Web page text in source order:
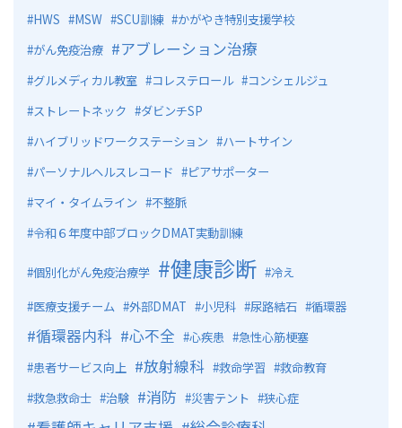
HWS MSW SCU訓練
かがやき特別支援学校
がん免疫治療
アブレーション治療
グルメディカル教室 コレステロール
コンシェルジュ
ストレートネック
ダビンチSP
ハイブリッドワークステーション
ハートサイン
パーソナルヘルスレコード
ピアサポーター
マイ・タイムライン
不整脈
令和６年度中部ブロックDMAT実動訓練
個別化がん免疫治療学 健康診断
冷え
医療支援チーム
外部DMAT 小児科 尿路結石 循環器
循環器内科 心不全 心疾患
急性心筋梗塞
患者サービス向上
放射線科 救命学習
救命教育
救急救命士
治験 消防 災害テント 狭心症